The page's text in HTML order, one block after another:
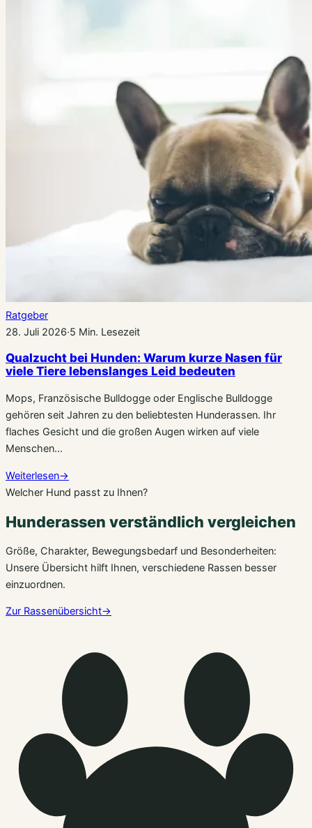
Ratgeber
28. Juli 2026·5 Min. Lesezeit
Qualzucht bei Hunden: Warum kurze Nasen für
viele Tiere lebenslanges Leid bedeuten
Mops, Französische Bulldogge oder Englische Bulldogge
gehören seit Jahren zu den beliebtesten Hunderassen. Ihr
flaches Gesicht und die großen Augen wirken auf viele
Menschen…
Weiterlesen→
Welcher Hund passt zu Ihnen?
Hunderassen verständlich vergleichen
Größe, Charakter, Bewegungsbedarf und Besonderheiten:
Unsere Übersicht hilft Ihnen, verschiedene Rassen besser
einzuordnen.
Zur Rassenübersicht→